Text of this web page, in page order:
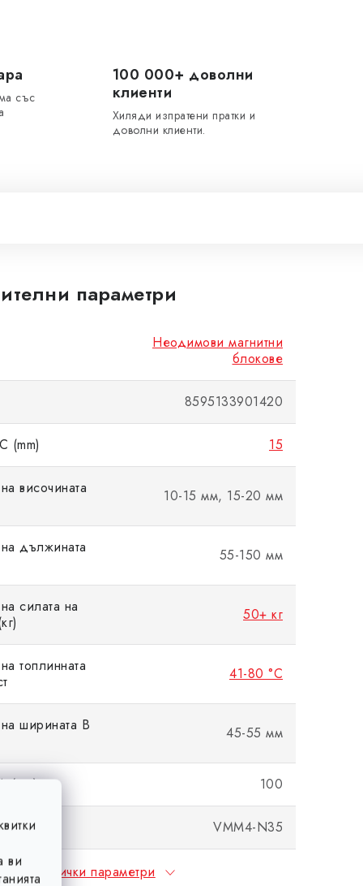
ви
със
100 000+ доволни
клиенти
Хиляди изпратени пратки и
доволни клиенти.
параметри
Неодимови магнитни
блокове
8595133901420
(mm) 15
височината 10-15 мм, 15-20 мм
дължината 55-150 мм
силата на
50+ кг
топлинната
41-80 °C
ширината B 45-55 мм
(мм) 100
VMM4-N35
Всички параметри